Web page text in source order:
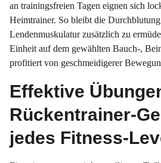
an trainingsfreien Tagen eignen sich
Heimtrainer. So bleibt die
Lendenmuskulatur zusätzlich zu
Einheit auf dem gewählten Bauch-,
profitiert von geschmeidigerer
Effektive
Rückentrainer-
jedes Fitness-